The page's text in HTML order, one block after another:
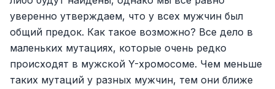
уверенно утверждаем, что у всех мужчин был
общий предок. Как такое возможно? Все дело в
маленьких мутациях, которые очень редко
происходят в мужской Y-хромосоме. Чем меньше
таких мутаций у разных мужчин, тем они ближе